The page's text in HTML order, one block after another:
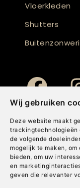
Wij gebruiken
Deze website maakt
trackingtechnologieën
de volgende
mogelijk te maken , om
bieden, om uw
en
geven die relevanter
Vloerkleden
Shutters